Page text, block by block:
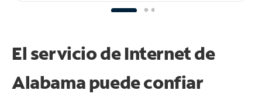
El servicio de Internet de
Alabama puedeconfiar